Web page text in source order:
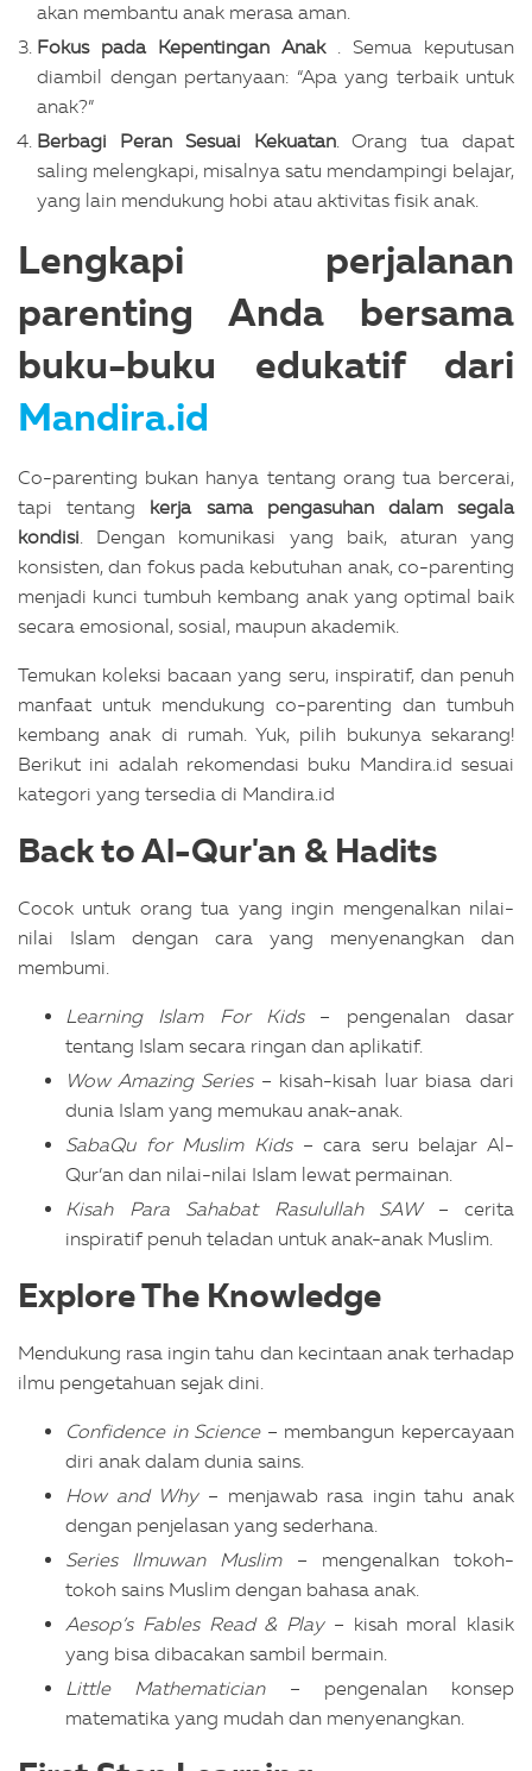
akan membantu anak merasa aman.
Fokus pada Kepentingan Anak. Semua keputusan
diambil dengan pertanyaan: “Apa yang terbaik untuk
anak?”
Berbagi Peran Sesuai Kekuatan. Orang tua dapat
saling melengkapi, misalnya satu mendampingi belajar,
yang lain mendukung hobi atau aktivitas fisik anak.
Lengkapi perjalanan
parenting Anda bersama
buku-buku edukatif dari
Mandira.id
Co-parenting bukan hanya tentang orang tua bercerai,
tapi tentang kerja sama pengasuhan dalam segala
kondisi. Dengan komunikasi yang baik, aturan yang
konsisten, dan fokus pada kebutuhan anak, co-parenting
menjadi kunci tumbuh kembang anak yang optimal baik
secara emosional, sosial, maupun akademik.
Temukan koleksi bacaan yang seru, inspiratif, dan penuh
manfaat untuk mendukung co-parenting dan tumbuh
kembang anak di rumah. Yuk, pilih bukunya sekarang!
Berikut ini adalah rekomendasi buku Mandira.id sesuai
kategori yang tersedia di Mandira.id
Back to Al-Qur'an & Hadits
Cocok untuk orang tua yang ingin mengenalkan nilai-
nilai Islam dengan cara yang menyenangkan dan
membumi.
Learning Islam For Kids– pengenalan dasar
tentang Islam secara ringan dan aplikatif.
Wow Amazing Series– kisah-kisah luar biasa dari
dunia Islam yang memukau anak-anak.
SabaQu for Muslim Kids– cara seru belajar Al-
Qur’an dan nilai-nilai Islam lewat permainan.
Kisah Para Sahabat Rasulullah SAW– cerita
inspiratif penuh teladan untuk anak-anak Muslim.
Explore The Knowledge
Mendukung rasa ingin tahu dan kecintaan anak terhadap
ilmu pengetahuan sejak dini.
Confidence in Science– membangun kepercayaan
diri anak dalam dunia sains.
How and Why– menjawab rasa ingin tahu anak
dengan penjelasan yang sederhana.
Series Ilmuwan Muslim– mengenalkan tokoh-
tokoh sains Muslim dengan bahasa anak.
Aesop’s Fables Read & Play– kisah moral klasik
yang bisa dibacakan sambil bermain.
Little Mathematician– pengenalan konsep
matematika yang mudah dan menyenangkan.